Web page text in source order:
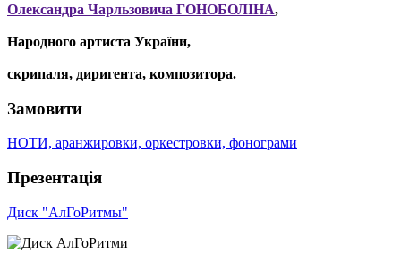
Олександра Чарльзовича ГОНОБОЛІНА,
Народного артиста України,
скрипаля, диригента, композитора.
Замовити
НОТИ, аранжировки, оркестровки, фонограми
Презентація
Диск "АлГоРитмы"